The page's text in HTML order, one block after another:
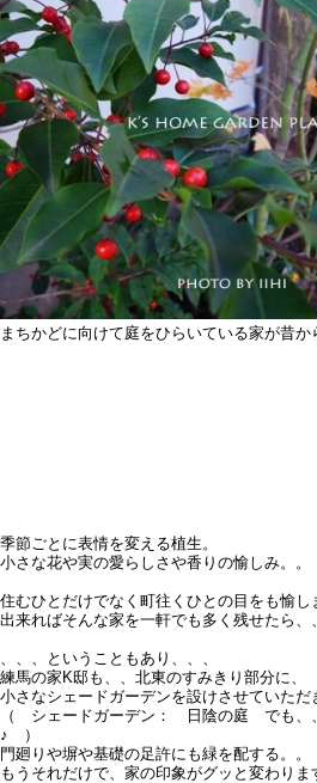
まちかどに向けて庭をひらいている家が昔か
季節ごとに表情を変える植生。
小さな花や実の愛らしさや香りの愉しみ。。
住むひとだけでなく町往くひとの目をも愉し
出来ればそんな家を一軒でも多く残せたら、
、、、ということもあり、、、
練馬の家K邸も、、北東のすみきり部分に、
小さなシェードガーデンを設けさせていただ
（ シェードガーデン： 日陰の庭 でも、
♪ ）
門廻りや塀や基礎の足許にも緑を配する。。
もうそれだけで、家の印象がグッと変わりま